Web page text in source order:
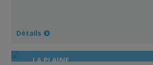
Détails
LA PLAINE